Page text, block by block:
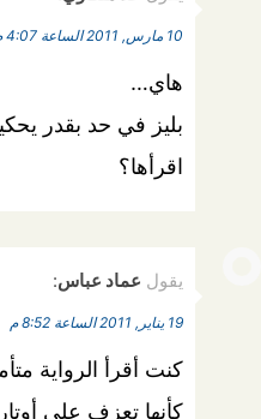
10 مارس, 2011 الساعة 4:07 م
هاي…
بليز في حد بقدر
اقرأها؟
يقول عماد عباس:
19 يناير, 2011 الساعة 8:52 م
كنت أقرأ الرواية
كأنها تعزف على